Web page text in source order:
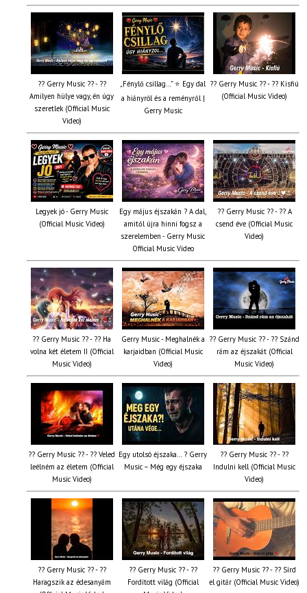
?? Gerry Music ?? - ??
Amilyen hülye vagy, én úgy
szeretlek (Official Music
Video)
„Fénylő csillag…” ⭐ Egy dal
a hiányról és a reményről |
Gerry Music
?? Gerry Music ?? - ?? Kisfiú
(Official Music Video)
Legyek jó - Gerry Music
(Official Music Video)
Egy május éjszakán ? A dal,
amitől újra hinni fogsz a
szerelemben - Gerry Music
Official Music Video
?? Gerry Music ?? - ?? A
csend éve (Official Music
Video)
?? Gerry Music ?? - ?? Ha
volna két életem II (Official
Music Video)
Gerry Music - Meghalnék a
karjaidban (Official Music
Video)
?? Gerry Music ?? - ?? Szánd
rám az éjszakát (Official
Music Video)
?? Gerry Music ?? - ?? Veled
leélném az életem (Official
Music Video)
Egy utolsó éjszaka… ? Gerry
Music – Még egy éjszaka
?? Gerry Music ?? - ??
Indulni kell (Official Music
Video)
?? Gerry Music ?? - ??
Haragszik az édesanyám
?? Gerry Music ?? - ??
Fordított világ (Official
?? Gerry Music ?? - ?? Sírd
el gitár (Official Music Video)